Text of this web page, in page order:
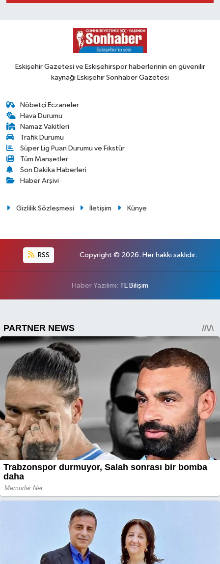
Eskişehir Gazetesi ve Eskişehirspor haberlerinin en güvenilir
kaynağı Eskişehir Sonhaber Gazetesi
Nöbetçi Eczaneler
Hava Durumu
Namaz Vakitleri
Trafik Durumu
Süper Lig Puan Durumu ve Fikstür
Tüm Manşetler
Son Dakika Haberleri
Haber Arşivi
Gizlilik Sözleşmesi İletişim Künye
RSS Copyright © 2026. Her hakkı saklıdır.
Haber Yazılımı: TE Bilişim